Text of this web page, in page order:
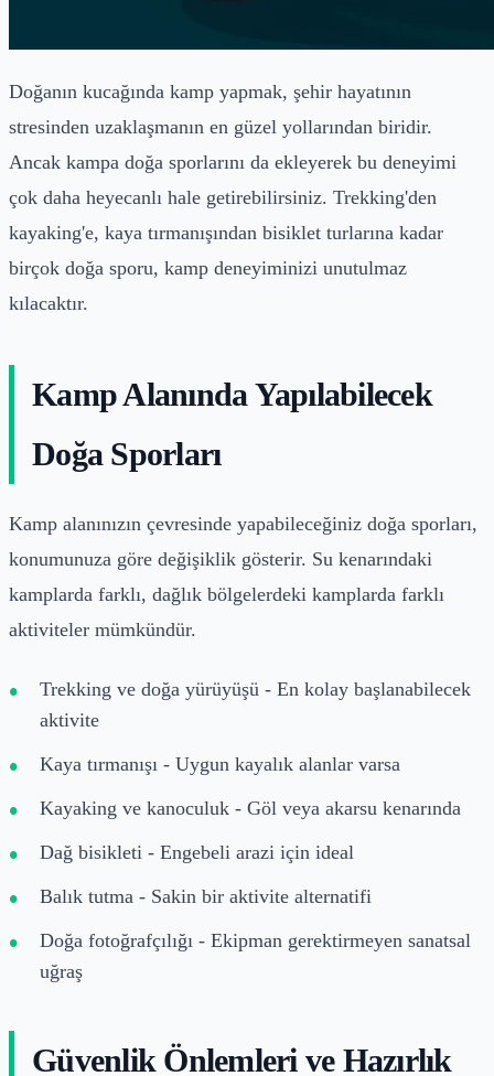
Doğanın kucağında kamp yapmak, şehir hayatının
stresinden uzaklaşmanın en güzel yollarından biridir.
Ancak kampa doğa sporlarını da ekleyerek bu deneyimi
çok daha heyecanlı hale getirebilirsiniz. Trekking'den
kayaking'e, kaya tırmanışından bisiklet turlarına kadar
birçok doğa sporu, kamp deneyiminizi unutulmaz
kılacaktır.
Kamp Alanında Yapılabilecek
Doğa Sporları
Kamp alanınızın çevresinde yapabileceğiniz doğa sporları,
konumunuza göre değişiklik gösterir. Su kenarındaki
kamplarda farklı, dağlık bölgelerdeki kamplarda farklı
aktiviteler mümkündür.
Trekking ve doğa yürüyüşü - En kolay başlanabilecek
aktivite
Kaya tırmanışı - Uygun kayalık alanlar varsa
Kayaking ve kanoculuk - Göl veya akarsu kenarında
Dağ bisikleti - Engebeli arazi için ideal
Balık tutma - Sakin bir aktivite alternatifi
Doğa fotoğrafçılığı - Ekipman gerektirmeyen sanatsal
uğraş
Güvenlik Önlemleri ve Hazırlık